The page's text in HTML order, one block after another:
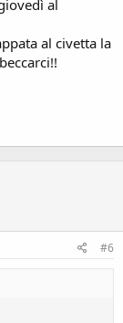
al
al civetta la
#6